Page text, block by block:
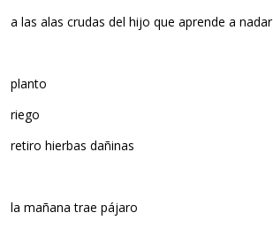
a las alas crudas del hijo que aprende a nadar
planto
riego
retiro hierbas dañinas
la mañana trae pájaro